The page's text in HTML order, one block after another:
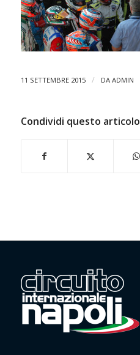
11 SETTEMBRE 2015 / DA ADMIN
Condividi questo articolo